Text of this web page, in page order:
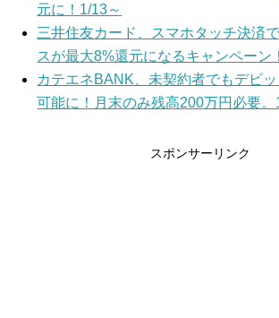
元に！1/13～
三井住友カード、スマホタッチ決済
スが最大8%還元になるキャンペーン！
カテエネBANK、未契約者でもデビ
可能に！月末のみ残高200万円必要。
スポンサーリンク